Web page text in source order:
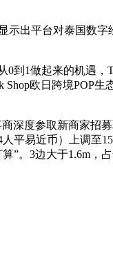
出平台对泰国数
1做起来的机遇，
欧日跨境POP
度参取新商家招募
平易近币）上调至
。3边大于1.6m，占